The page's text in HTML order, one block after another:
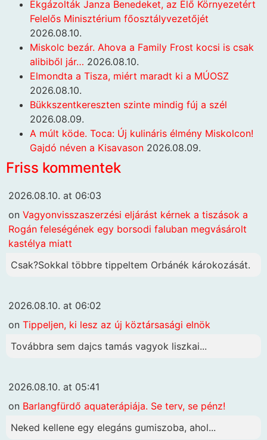
Ekgázolták Janza Benedeket, az Élő Környezetért
Felelős Minisztérium főosztályvezetőjét
2026.08.10.
Miskolc bezár. Ahova a Family Frost kocsi is csak
alibiből jár… 2026.08.10.
Elmondta a Tisza, miért maradt ki a MÚOSZ
2026.08.10.
Bükkszentkereszten szinte mindig fúj a szél
2026.08.09.
A múlt köde. Toca: Új kulináris élmény Miskolcon!
Gajdó néven a Kisavason 2026.08.09.
Friss kommentek
2026.08.10. at 06:03
on Vagyonvisszaszerzési eljárást kérnek a tiszások a
Rogán feleségének egy borsodi faluban megvásárolt
kastélya miatt
Csak?Sokkal többre tippeltem Orbánék károkozását.
2026.08.10. at 06:02
on Tippeljen, ki lesz az új köztársasági elnök
Továbbra sem dajcs tamás vagyok liszkai...
2026.08.10. at 05:41
on Barlangfürdő aquaterápiája. Se terv, se pénz!
Neked kellene egy elegáns gumiszoba, ahol...